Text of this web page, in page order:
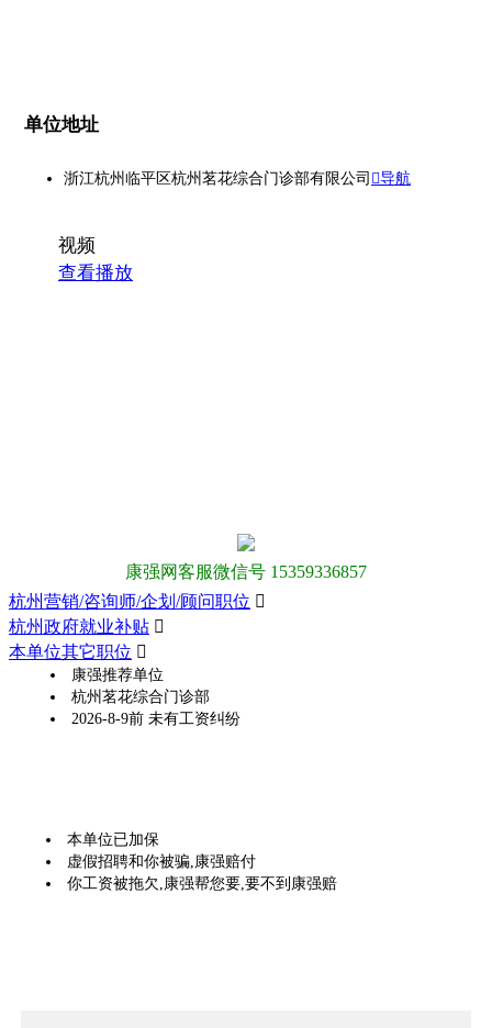
单位地址
浙江杭州临平区杭州茗花综合门诊部有限公司 导航
视频
查看播放
康强网客服微信号 15359336857
杭州营销/咨询师/企划/顾问职位 
杭州政府就业补贴 
本单位其它职位 
康强推荐单位
杭州茗花综合门诊部
2026-8-9前 未有工资纠纷
本单位已加保
虚假招聘和你被骗,康强赔付
你工资被拖欠,康强帮您要,要不到康强赔